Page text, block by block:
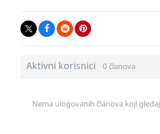
Aktivni korisnici 0 članova
Nema ulogovanih članova koji